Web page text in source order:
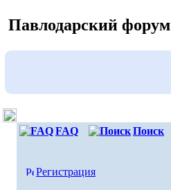
Павлодарский форум
FAQ Поиск
Регистрация